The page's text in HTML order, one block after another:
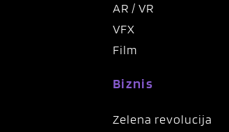
AR / VR
VFX
Film
Biznis
Zelena revolucija